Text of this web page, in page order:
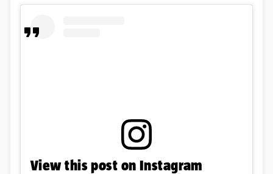
View this post on Instagram